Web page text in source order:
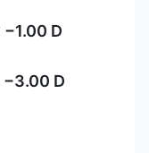
D
−3.00 D